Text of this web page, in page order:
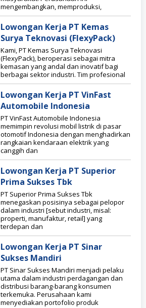
mengembangkan, memproduksi,
Lowongan Kerja PT Kemas
Surya Teknovasi (FlexyPack)
Kami, PT Kemas Surya Teknovasi
(FlexyPack), beroperasi sebagai mitra
kemasan yang andal dan inovatif bagi
berbagai sektor industri. Tim profesional
Lowongan Kerja PT VinFast
Automobile Indonesia
PT VinFast Automobile Indonesia
memimpin revolusi mobil listrik di pasar
otomotif Indonesia dengan menghadirkan
rangkaian kendaraan elektrik yang
canggih dan
Lowongan Kerja PT Superior
Prima Sukses Tbk
PT Superior Prima Sukses Tbk
menegaskan posisinya sebagai pelopor
dalam industri [sebut industri, misal:
properti, manufaktur, retail] yang
terdepan dan
Lowongan Kerja PT Sinar
Sukses Mandiri
PT Sinar Sukses Mandiri menjadi pelaku
utama dalam industri perdagangan dan
distribusi barang-barang konsumen
terkemuka. Perusahaan kami
menyediakan portofolio produk